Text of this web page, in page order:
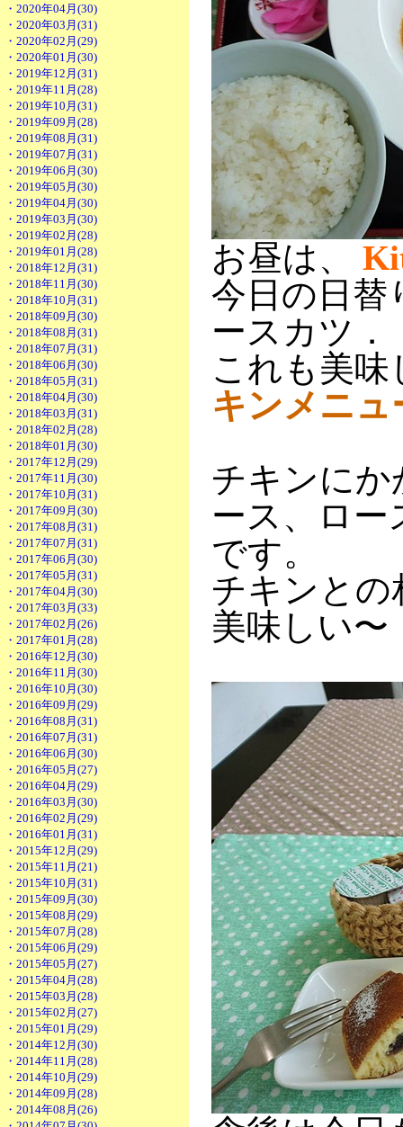
・2020年04月(30)
・2020年03月(31)
・2020年02月(29)
・2020年01月(30)
・2019年12月(31)
・2019年11月(28)
・2019年10月(31)
・2019年09月(28)
・2019年08月(31)
・2019年07月(31)
・2019年06月(30)
・2019年05月(30)
・2019年04月(30)
・2019年03月(30)
・2019年02月(28)
・2019年01月(28)
・2018年12月(31)
・2018年11月(30)
・2018年10月(31)
・2018年09月(30)
・2018年08月(31)
・2018年07月(31)
・2018年06月(30)
・2018年05月(31)
・2018年04月(30)
・2018年03月(31)
・2018年02月(28)
・2018年01月(30)
・2017年12月(29)
・2017年11月(30)
・2017年10月(31)
・2017年09月(30)
・2017年08月(31)
・2017年07月(31)
・2017年06月(30)
・2017年05月(31)
・2017年04月(30)
・2017年03月(33)
・2017年02月(26)
・2017年01月(28)
・2016年12月(30)
・2016年11月(30)
・2016年10月(30)
・2016年09月(29)
・2016年08月(31)
・2016年07月(31)
・2016年06月(30)
・2016年05月(27)
・2016年04月(29)
・2016年03月(30)
・2016年02月(29)
・2016年01月(31)
・2015年12月(29)
・2015年11月(21)
・2015年10月(31)
・2015年09月(30)
・2015年08月(29)
・2015年07月(28)
・2015年06月(29)
・2015年05月(27)
・2015年04月(28)
・2015年03月(28)
・2015年02月(27)
・2015年01月(29)
・2014年12月(30)
・2014年11月(28)
・2014年10月(29)
・2014年09月(28)
・2014年08月(26)
お昼は、
今日の日替
ースカツ．
これも美
キンメニュ
チキンに
ース、ロ
です。
チキンと
美味しい〜